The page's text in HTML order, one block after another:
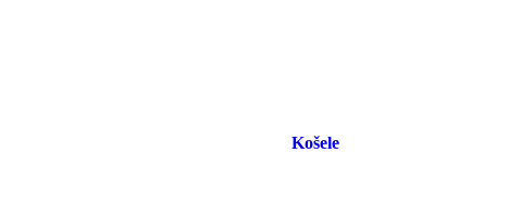
Košele